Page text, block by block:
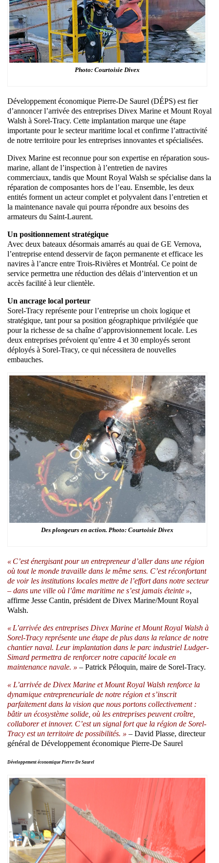
Photo: Courtoisie Divex
Développement économique Pierre-De Saurel (DÉPS) est fier
d’annoncer l’arrivée des entreprises Divex Marine et Mount Royal
Walsh à Sorel-Tracy. Cette implantation marque une étape
importante pour le secteur maritime local et confirme l’attractivité
de notre territoire pour les entreprises innovantes et spécialisées.
Divex Marine est reconnue pour son expertise en réparation sous-
marine, allant de l’inspection à l’entretien de navires
commerciaux, tandis que Mount Royal Walsh se spécialise dans la
réparation de composantes hors de l’eau. Ensemble, les deux
entités forment un acteur complet et polyvalent dans l’entretien et
la maintenance navale qui pourra répondre aux besoins des
armateurs du Saint-Laurent.
Un positionnement stratégique
Avec deux bateaux désormais amarrés au quai de GE Vernova,
l’entreprise entend desservir de façon permanente et efficace les
navires à l’ancre entre Trois-Rivières et Montréal. Ce point de
service permettra une réduction des délais d’intervention et un
accès facilité à leur clientèle.
Un ancrage local porteur
Sorel-Tracy représente pour l’entreprise un choix logique et
stratégique, tant pour sa position géographique privilégiée que
pour la richesse de sa chaîne d’approvisionnement locale. Les
deux entreprises prévoient qu’entre 4 et 30 employés seront
déployés à Sorel-Tracy, ce qui nécessitera de nouvelles
embauches.
Des plongeurs en action. Photo: Courtoisie Divex
« C’est énergisant pour un entrepreneur d’aller dans une région
où tout le monde travaille dans le même sens. C’est réconfortant
de voir les institutions locales mettre de l’effort dans notre secteur
– dans une ville où l’âme maritime ne s’est jamais éteinte »,
affirme Jesse Cantin, président de Divex Marine/Mount Royal
Walsh.
« L’arrivée des entreprises Divex Marine et Mount Royal Walsh à
Sorel-Tracy représente une étape de plus dans la relance de notre
chantier naval. Leur implantation dans le parc industriel Ludger-
Simard permettra de renforcer notre capacité locale en
maintenance navale. » – Patrick Péloquin, maire de Sorel-Tracy.
« L’arrivée de Divex Marine et Mount Royal Walsh renforce la
dynamique entrepreneuriale de notre région et s’inscrit
parfaitement dans la vision que nous portons collectivement :
bâtir un écosystème solide, où les entreprises peuvent croître,
collaborer et innover. C’est un signal fort que la région de Sorel-
Tracy est un territoire de possibilités. » – David Plasse, directeur
général de Développement économique Pierre-De Saurel
Développement économique Pierre-De Saurel